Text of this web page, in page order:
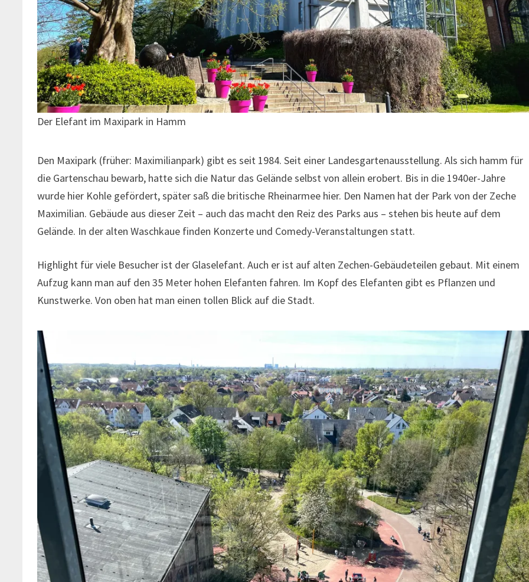
Der Elefant im Maxipark in Hamm
Den Maxipark (früher: Maximilianpark) gibt es seit 1984. Seit einer Landesgartenausstellung. Als sich hamm für
die Gartenschau bewarb, hatte sich die Natur das Gelände selbst von allein erobert. Bis in die 1940er-Jahre
wurde hier Kohle gefördert, später saß die britische Rheinarmee hier. Den Namen hat der Park von der Zeche
Maximilian. Gebäude aus dieser Zeit – auch das macht den Reiz des Parks aus – stehen bis heute auf dem
Gelände. In der alten Waschkaue finden Konzerte und Comedy-Veranstaltungen statt.
Highlight für viele Besucher ist der Glaselefant. Auch er ist auf alten Zechen-Gebäudeteilen gebaut. Mit einem
Aufzug kann man auf den 35 Meter hohen Elefanten fahren. Im Kopf des Elefanten gibt es Pflanzen und
Kunstwerke. Von oben hat man einen tollen Blick auf die Stadt.